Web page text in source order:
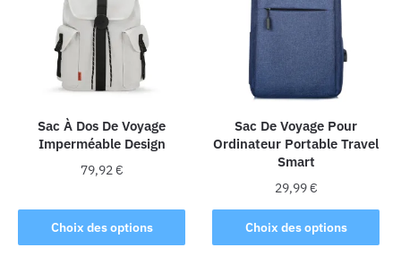
Sac À Dos De Voyage
Imperméable Design
79,92€
Choix des options
produit
a
Sac De Voyage Pour
Ordinateur Portable Travel
Smart
29,99€
Choix des options
Ce
produit